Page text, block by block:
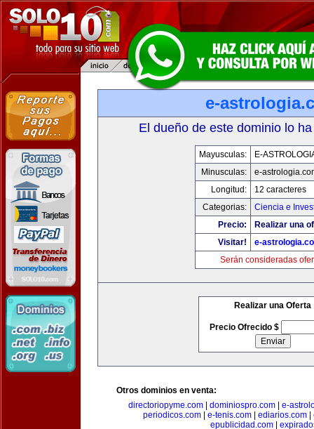
e-
El dueño de este dominio lo
Mayusculas:
E-
Minusculas:
e-
Longitud:
12 caracteres
Categorias:
Ciencia e
Precio:
Realizar una
Visitar!
e-
Serán consideradas
Realizar una Oferta
Precio Ofrecido $
Otros dominios en venta:
directoriopyme.com| dominiospro.com| e-
periodicos.com| e-tenis.com| ediarios.com|
epublicidad.com|